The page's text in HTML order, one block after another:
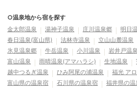
○温泉地から宿を探す
金太郎温泉
湯神子温泉 庄川温泉郷 明日
春日温泉(富山県)
法林寺温泉 立山山麓温泉
氷見温泉郷
牛岳温泉 小川温泉 岩井戸温泉
富山温泉
雨晴温泉(アマハラシ) 生地温泉
越中つるぎ温泉
ひみ阿尾の浦温泉 福光 ア
富山県の温泉宿
石川県の温泉宿 福井県の温